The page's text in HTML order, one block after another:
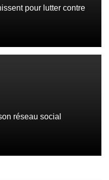
pour lutter contre
réseau social